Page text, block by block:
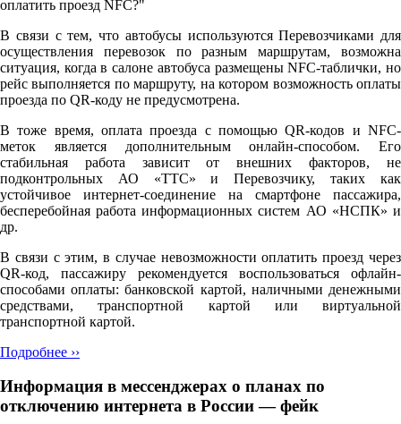
оплатить проезд NFC?"
В связи с тем, что автобусы используются Перевозчиками для
осуществления перевозок по разным маршрутам, возможна
ситуация, когда в салоне автобуса размещены NFC-таблички, но
рейс выполняется по маршруту, на котором возможность оплаты
проезда по QR-коду не предусмотрена.
В тоже время, оплата проезда с помощью QR-кодов и NFC-
меток является дополнительным онлайн-способом. Его
стабильная работа зависит от внешних факторов, не
подконтрольных АО «ТТС» и Перевозчику, таких как
устойчивое интернет-соединение на смартфоне пассажира,
бесперебойная работа информационных систем АО «НСПК» и
др.
В связи с этим, в случае невозможности оплатить проезд через
QR-код, пассажиру рекомендуется воспользоваться офлайн-
способами оплаты: банковской картой, наличными денежными
средствами, транспортной картой или виртуальной
транспортной картой.
Подробнее ››
Информация в мессенджерах о планах по
отключению интернета в России — фейк